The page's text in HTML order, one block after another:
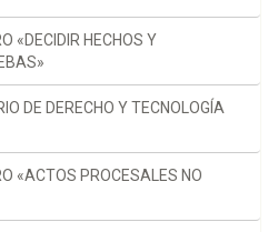
«DECIDIR HECHOS Y
DE DERECHO Y TECNOLOGÍA
«ACTOS PROCESALES NO